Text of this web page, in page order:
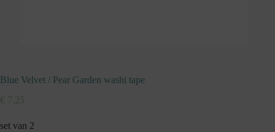
Blue Velvet / Pear Garden washi tape
€ 7,25
set van 2